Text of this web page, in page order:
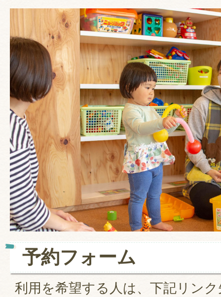
予約フォーム
利用を希望する人は、下記リン